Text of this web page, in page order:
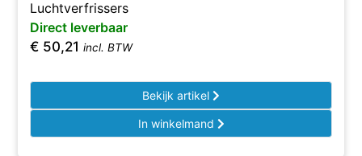
Luchtverfrissers
Direct leverbaar
€ 50,21 incl. BTW
Bekijk artikel
In winkelmand